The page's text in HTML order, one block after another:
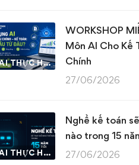
AI THỰC HÀNH
WORKSHOP
Môn AI Cho Kế
Chính
27/06/2026
AI THỰC HÀNH
Nghề kế toán
nào trong 15
27/06/2026